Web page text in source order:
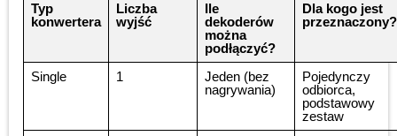
Typ
konwertera
Liczba
wyjść
Ile
dekoderów
można
podłączyć?
Dla kogo jest
przeznaczony?
Single 1
Jeden (bez
nagrywania)
Pojedynczy
odbiorca,
podstawowy
zestaw